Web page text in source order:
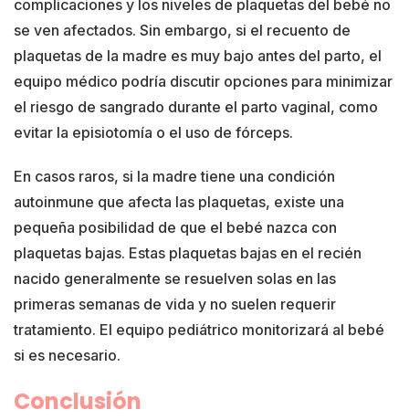
complicaciones y los niveles de plaquetas del bebé no
se ven afectados. Sin embargo, si el recuento de
plaquetas de la madre es muy bajo antes del parto, el
equipo médico podría discutir opciones para minimizar
el riesgo de sangrado durante el parto vaginal, como
evitar la episiotomía o el uso de fórceps.
En casos raros, si la madre tiene una condición
autoinmune que afecta las plaquetas, existe una
pequeña posibilidad de que el bebé nazca con
plaquetas bajas. Estas plaquetas bajas en el recién
nacido generalmente se resuelven solas en las
primeras semanas de vida y no suelen requerir
tratamiento. El equipo pediátrico monitorizará al bebé
si es necesario.
Conclusión